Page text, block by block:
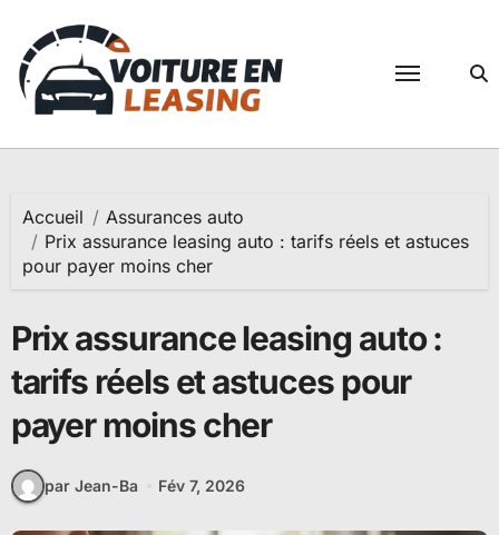
contenu
Accueil
Assurances auto
Prix assurance leasing auto : tarifs réels et astuces
pour payer moins cher
Prix assurance leasing auto :
tarifs réels et astuces pour
payer moins cher
par Jean-Ba Fév 7, 2026